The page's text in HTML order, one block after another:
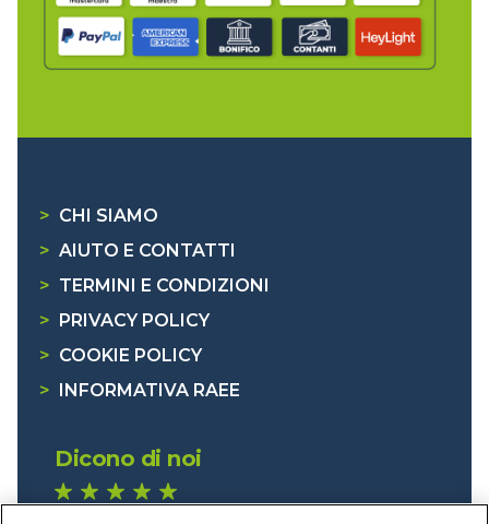
> CHI SIAMO
> AIUTO E CONTATTI
> TERMINI E CONDIZIONI
>
PRIVACY POLICY
> COOKIE POLICY
>
INFORMATIVA RAEE
Dicono di noi